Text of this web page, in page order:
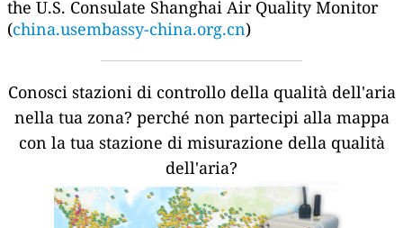
the U.S. Consulate Shanghai Air Quality Monitor
(china.usembassy-china.org.cn)
Conosci stazioni di controllo della qualità dell'aria
nella tua zona? perché non partecipi alla mappa
con la tua stazione di misurazione della qualità
dell'aria?